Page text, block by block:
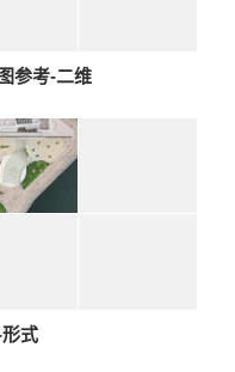
参考-二维
式